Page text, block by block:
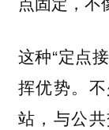
这种“定点
挥优势。
站，与公